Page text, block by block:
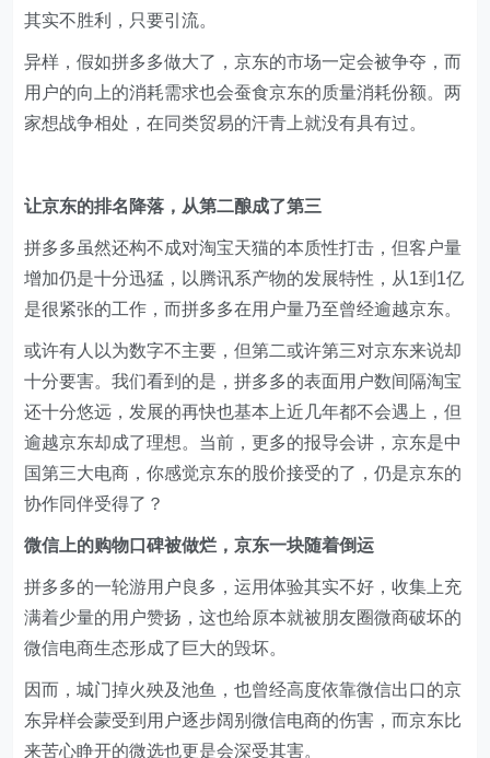
其实不胜利，只要引流。
异样，假如拼多多做大了，京东的市场一定会被争夺，而
用户的向上的消耗需求也会蚕食京东的质量消耗份额。两
家想战争相处，在同类贸易的汗青上就没有具有过。
让京东的排名降落，从第二酿成了第三
拼多多虽然还构不成对淘宝天猫的本质性打击，但客户量
增加仍是十分迅猛，以腾讯系产物的发展特性，从1到1亿
是很紧张的工作，而拼多多在用户量乃至曾经逾越京东。
或许有人以为数字不主要，但第二或许第三对京东来说却
十分要害。我们看到的是，拼多多的表面用户数间隔淘宝
还十分悠远，发展的再快也基本上近几年都不会遇上，但
逾越京东却成了理想。当前，更多的报导会讲，京东是中
国第三大电商，你感觉京东的股价接受的了，仍是京东的
协作同伴受得了？
微信上的购物口碑被做烂，京东一块随着倒运
拼多多的一轮游用户良多，运用体验其实不好，收集上充
满着少量的用户赞扬，这也给原本就被朋友圈微商破坏的
微信电商生态形成了巨大的毁坏。
因而，城门掉火殃及池鱼，也曾经高度依靠微信出口的京
东异样会蒙受到用户逐步阔别微信电商的伤害，而京东比
来苦心睁开的微选也更是会深受其害。